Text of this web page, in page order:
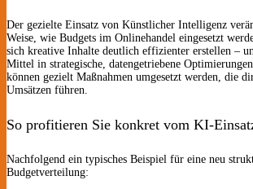
Der gezielte Einsatz von Künstlicher Intelligenz
Weise, wie Budgets im Onlinehandel eingesetzt
sich kreative Inhalte deutlich effizienter erstellen –
Mittel in strategische, datengetriebene
können gezielt Maßnahmen umgesetzt werden, die
Umsätzen führen.
So profitieren Sie konkret vom KI-
Nachfolgend ein typisches Beispiel für eine neu
Budgetverteilung: